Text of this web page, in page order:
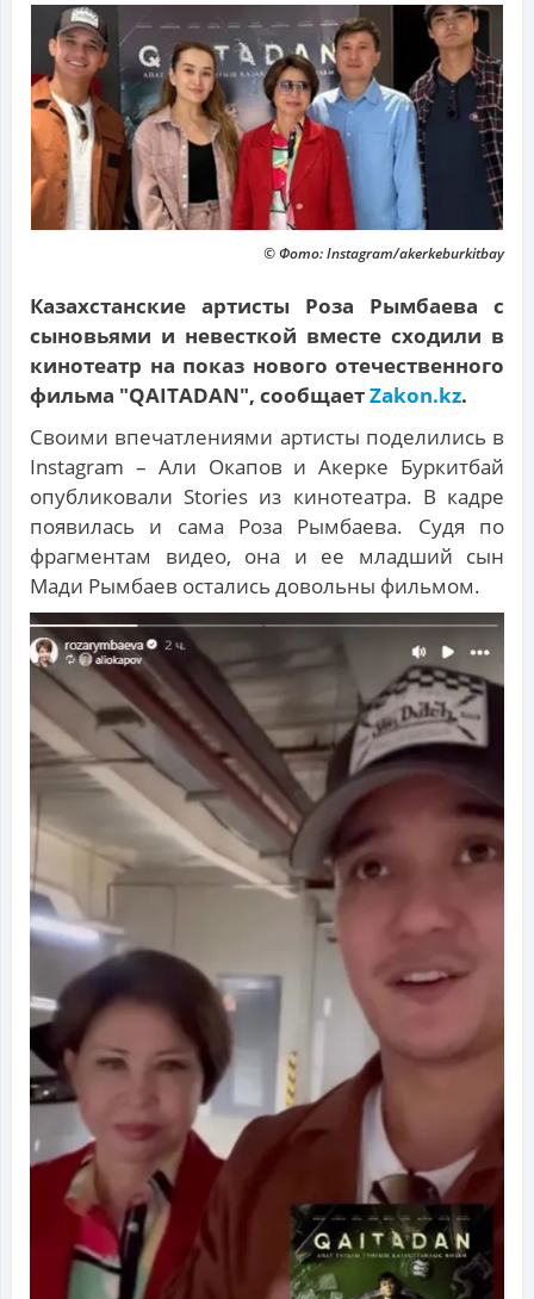
© Фото: Instagram/akerkeburkitbay
Казахстанские артисты Роза Рымбаева с
сыновьями и невесткой вместе сходили в
кинотеатр на показ нового отечественного
фильма "QAITADAN", сообщаетZakon.kz.
Своими впечатлениями артисты поделились в
Instagram – Али Окапов и Акерке Буркитбай
опубликовали Stories из кинотеатра. В кадре
появилась и сама Роза Рымбаева. Судя по
фрагментам видео, она и ее младший сын
Мади Рымбаев остались довольны фильмом.